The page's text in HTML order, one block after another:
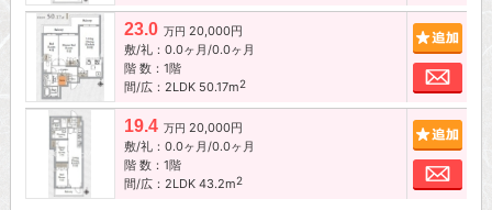
23.0 万円 20,000円
敷/礼：0.0ヶ月/0.0ヶ月
階 数：1階
間/広：2LDK 50.17m2
お
19.4 万円 20,000円
敷/礼：0.0ヶ月/0.0ヶ月
階 数：1階
間/広：2LDK 43.2m2
お